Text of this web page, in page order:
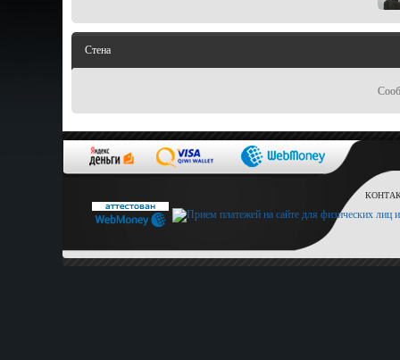
Стена